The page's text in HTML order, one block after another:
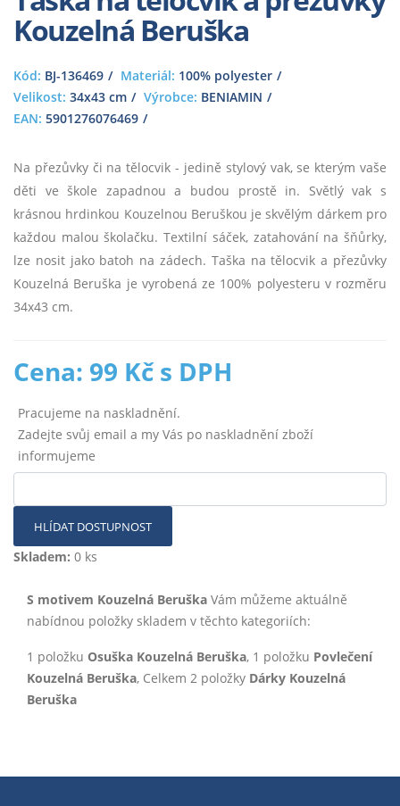
Kouzelná Beruška
Kód: BJ-136469 Materiál: 100% polyester
Velikost: 34x43 cm Výrobce: BENIAMIN
EAN: 5901276076469
Na přezůvky či na tělocvik - jedině stylový vak, se kterým vaše
děti ve škole zapadnou a budou prostě in. Světlý vak s
krásnou hrdinkou Kouzelnou Beruškou je skvělým dárkem pro
každou malou školačku. Textilní sáček, zatahování na šňůrky,
lze nosit jako batoh na zádech. Taška na tělocvik a přezůvky
Kouzelná Beruška je vyrobená ze 100% polyesteru v rozměru
34x43 cm.
Cena: 99 Kč s DPH
Pracujeme na naskladnění.
Zadejte svůj email a my Vás po naskladnění zboží
informujeme
HLÍDAT DOSTUPNOST
Skladem: 0 ks
S motivem Kouzelná Beruška Vám můžeme aktuálně
nabídnou položky skladem v těchto kategoriích:
1 položku Osuška Kouzelná Beruška, 1 položku Povlečení
Kouzelná Beruška, Celkem 2 položky Dárky Kouzelná
Beruška